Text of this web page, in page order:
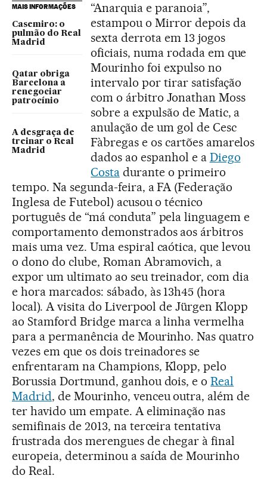
MAIS INFORMAÇÕES
Casemiro: o
pulmão do Real
Madrid
Qatar obriga
Barcelona a
renegociar
patrocínio
A desgraça de
treinar o Real
Madrid
“Anarquia e paranoia”,
estampou o Mirror depois da
sexta derrota em 13 jogos
oficiais, numa rodada em que
Mourinho foi expulso no
intervalo por tirar satisfação
com o árbitro Jonathan Moss
sobre a expulsão de Matic, a
anulação de um gol de Cesc
Fàbregas e os cartões amarelos
dados ao espanhol e a Diego
Costadurante o primeiro
tempo. Na segunda-feira, a FA (Federação
Inglesa de Futebol) acusou o técnico
português de “má conduta” pela linguagem e
comportamento demonstrados aos árbitros
mais uma vez. Uma espiral caótica, que levou
o dono do clube, Roman Abramovich, a
expor um ultimato ao seu treinador, com dia
e hora marcados: sábado, às 13h45 (hora
local). A visita do Liverpool de Jürgen Klopp
ao Stamford Bridge marca a linha vermelha
para a permanência de Mourinho. Nas quatro
vezes em que os dois treinadores se
enfrentaram na Champions, Klopp, pelo
Borussia Dortmund, ganhou dois, e oReal
Madrid, de Mourinho, venceu outra, além de
ter havido um empate. A eliminação nas
semifinais de 2013, na terceira tentativa
frustrada dos merengues de chegar à final
europeia, determinou a saída de Mourinho
do Real.